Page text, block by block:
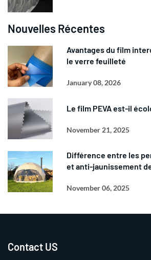
Nouvelles Récentes
Avantages du film
le verre feuilleté
January 08, 2026
Le film PEVA est-il
November 21, 2025
Différence entre les
et anti-jaunissement
November 06, 2025
Contact US